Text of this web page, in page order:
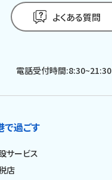
よくある質問
電話受付時間:8:30~21:30
で過ごす
サービス
店